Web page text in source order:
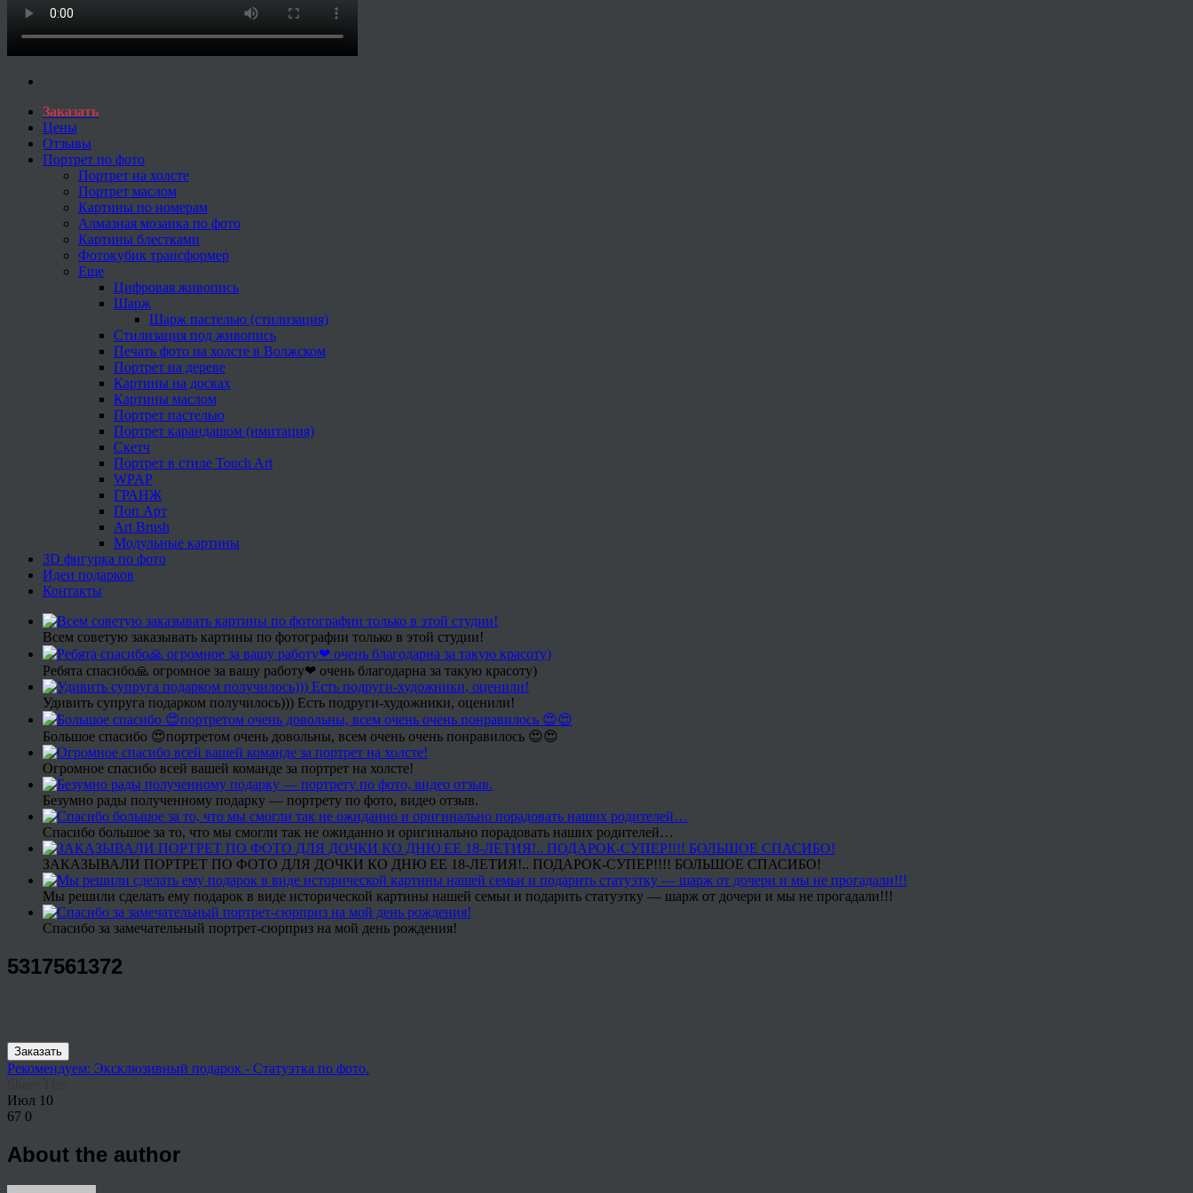
Заказать
Цены
Отзывы
Портрет по фото
Портрет на холсте
Портрет маслом
Картины по номерам
Алмазная мозаика по фото
Картины блестками
Фотокубик трансформер
Еще
Цифровая живопись
Шарж
Шарж пастелью (стилизация)
Стилизация под живопись
Печать фото на холсте в Волжском
Портрет на дереве
Картины на досках
Картины маслом
Портрет пастелью
Портрет карандашом (имитация)
Скетч
Портрет в стиле Touch Art
WPAP
ГРАНЖ
Поп Арт
Art Brush
Модульные картины
3D фигурка по фото
Идеи подарков
Контакты
Всем советую заказывать картины по фотографии только в этой студии!
Ребята спасибо🙏 огромное за вашу работу❤ очень благодарна за такую красоту)
Удивить супруга подарком получилось))) Есть подруги-художники, оценили!
Большое спасибо 😍портретом очень довольны, всем очень очень понравилось 😍😍
Огромное спасибо всей вашей команде за портрет на холсте!
Безумно рады полученному подарку — портрету по фото, видео отзыв.
Спасибо большое за то, что мы смогли так не ожиданно и оригинально порадовать наших родителей…
ЗАКАЗЫВАЛИ ПОРТРЕТ ПО ФОТО ДЛЯ ДОЧКИ КО ДНЮ ЕЕ 18-ЛЕТИЯ!.. ПОДАРОК-СУПЕР!!!! БОЛЬШОЕ СПАСИБО!
Мы решили сделать ему подарок в виде исторической картины нашей семьи и подарить статуэтку — шарж от дочери и мы не прогадали!!!
Спасибо за замечательный портрет-сюрприз на мой день рождения!
5317561372
Заказать
Рекомендуем: Эксклюзивный подарок - Статуэтка по фото.
Июл 10
67 0
About the author